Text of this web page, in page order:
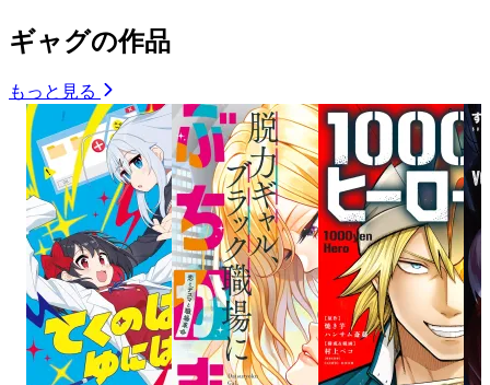
ギャグの作品
もっと見る